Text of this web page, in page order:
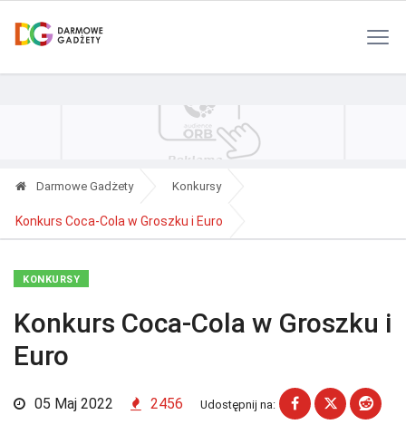
Darmowe Gadżety Konkursy
Konkurs Coca-Cola w Groszku i Euro
KONKURSY
Konkurs Coca-Cola w Groszku i
Euro
05 Maj 2022 2456 Udostępnij na: